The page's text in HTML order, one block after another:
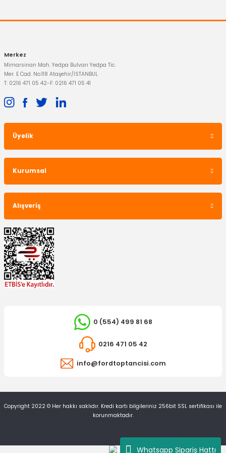
Whatsapp Sipariş Hattı
Gaz Kelebeği Maverick 2.3 L 150 Hk
4.716,81 TL
İTHAL ÜRÜN
Rot Başı Mondeo 1996-2000 Sol
507,41 TL
Merkez
Mimarsinan Mah. Yedpa Bulvarı Yedpa Tic.
Mer. E Cad. No:118 Ataşehir/İSTANBUL
T: 0216 471 05 42-F: 0216 471 05 41
Üyelik
Kurumsal
Alışveriş
0 (554) 499 81 68
0216 471 05 42
info@fordtoptancisi.com
Copyright 2022 © Her hakkı saklıdır. Kredi kartı bilgileriniz 256bit SSL sertifikası ile
korunmaktadır.